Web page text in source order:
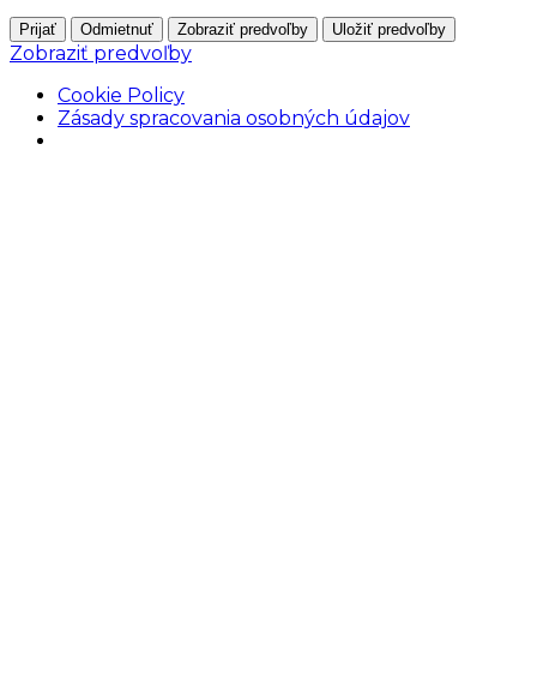
Prijať Odmietnuť Zobraziť predvoľby Uložiť predvoľby
Zobraziť predvoľby
Cookie Policy
Zásady spracovania osobných údajov